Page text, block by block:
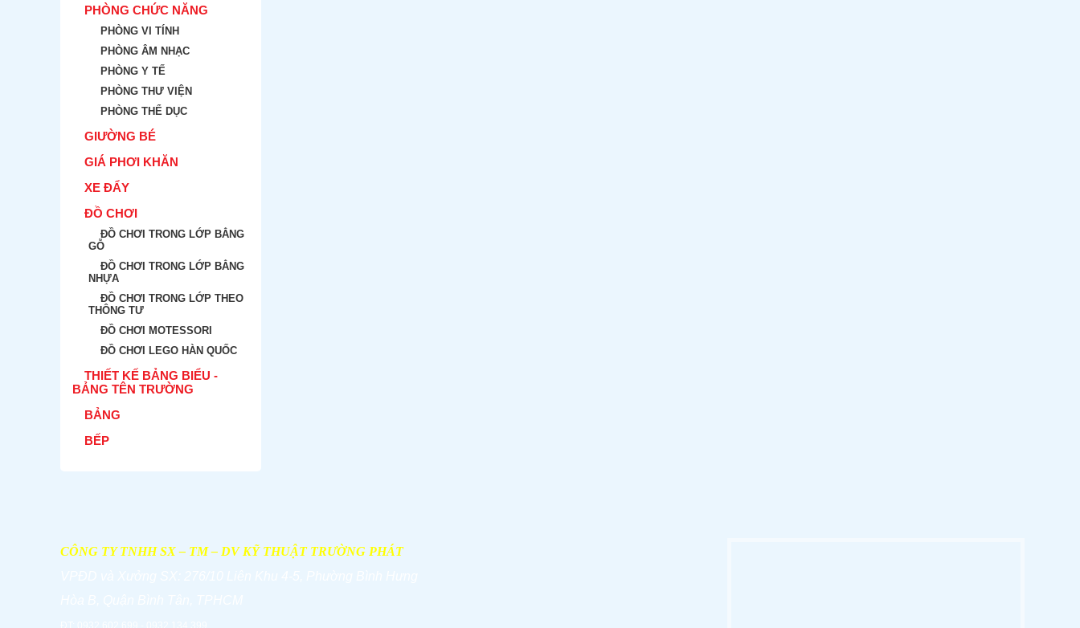
PHÒNG CHỨC NĂNG
PHÒNG VI TÍNH
PHÒNG ÂM NHẠC
PHÒNG Y TẾ
PHÒNG THƯ VIỆN
PHÒNG THỂ DỤC
GIƯỜNG BÉ
GIÁ PHƠI KHĂN
XE ĐẨY
ĐỒ CHƠI
ĐỒ CHƠI TRONG LỚP BẲNG
GỖ
ĐỒ CHƠI TRONG LỚP BẲNG
NHỰA
ĐỒ CHƠI TRONG LỚP THEO
THÔNG TƯ
ĐỒ CHƠI MOTESSORI
ĐỒ CHƠI LEGO HÀN QUỐC
THIẾT KẾ BẢNG BIỂU -
BẢNG TÊN TRƯỜNG
BẢNG
BẾP
CÔNG TY TNHH SX – TM – DV KỸ THUẬT TRƯỜNG PHÁT